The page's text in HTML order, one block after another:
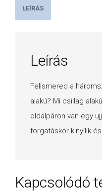
LEÍRÁS
Leírás
Felismered a
alakú? Mi csillag
oldalpáron van egy
forgatáskor kinyílik
Kapcsolódó